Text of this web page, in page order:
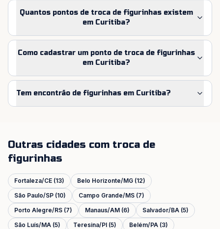
Quantos pontos de troca de figurinhas existem
em Curitiba?
Como cadastrar um ponto de troca de figurinhas
em Curitiba?
Tem encontrão de figurinhas em Curitiba?
Outras cidades com troca de
figurinhas
Fortaleza/CE (13) Belo Horizonte/MG (12)
São Paulo/SP (10) Campo Grande/MS (7)
Porto Alegre/RS (7) Manaus/AM (6) Salvador/BA (5)
São Luís/MA (5) Teresina/PI (5) Belém/PA (3)